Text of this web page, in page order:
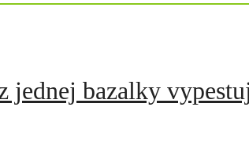
bazalky